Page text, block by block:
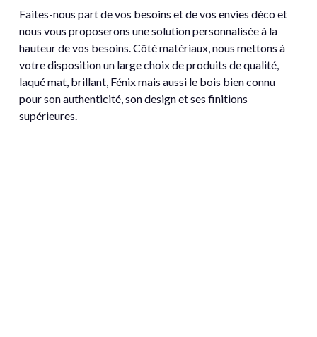
Faites-nous part de vos besoins et de vos envies déco et
nous vous proposerons une solution personnalisée à la
hauteur de vos besoins. Côté matériaux, nous mettons à
votre disposition un large choix de produits de qualité,
laqué mat, brillant, Fénix mais aussi le bois bien connu
pour son authenticité, son design et ses finitions
supérieures.